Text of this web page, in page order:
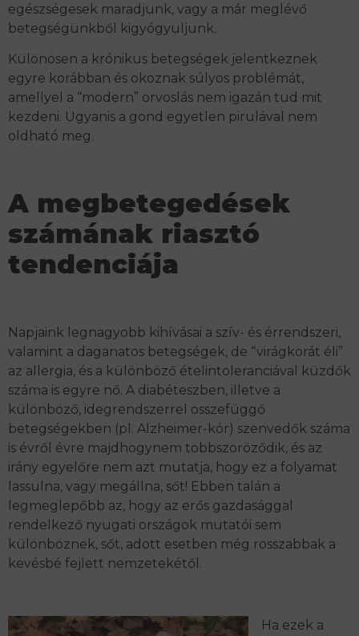
egészségesek maradjunk, vagy a már meglévő
betegségünkből kigyógyuljunk.
Különösen a krónikus betegségek jelentkeznek
egyre korábban és okoznak súlyos problémát,
amellyel a “modern” orvoslás nem igazán tud mit
kezdeni. Ugyanis a gond egyetlen pirulával nem
oldható meg.
A megbetegedések
számának riasztó
tendenciája
Napjaink legnagyobb kihívásai a szív- és érrendszeri,
valamint a daganatos betegségek, de “virágkorát éli”
az allergia, és a különböző ételintoleranciával küzdők
száma is egyre nő. A diabéteszben, illetve a
különböző, idegrendszerrel összefüggő
betegségekben (pl. Alzheimer-kór) szenvedők száma
is évről évre majdhogynem többszöröződik, és az
irány egyelőre nem azt mutatja, hogy ez a folyamat
lassulna, vagy megállna, sőt! Ebben talán a
legmeglepőbb az, hogy az erős gazdasággal
rendelkező nyugati országok mutatói sem
különböznek, sőt, adott esetben még rosszabbak a
kevésbé fejlett nemzetekétől.
Ha ezek a